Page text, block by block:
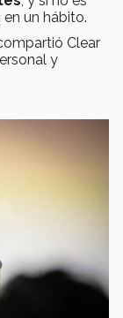
un hábito.
Clear
y